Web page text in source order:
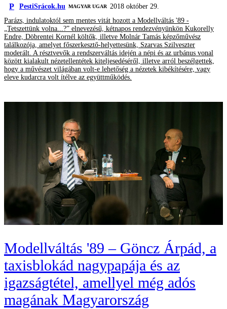
P PestiSrácok.hu MAGYAR UGAR 2018 október 29.
Parázs, indulatoktól sem mentes vitát hozott a Modellváltás '89 -
„Tetszettünk volna...?” elnevezésű, kétnapos rendezvényünkön Kukorelly
Endre, Döbrentei Kornél költők, illetve Molnár Tamás képzőművész
találkozója, amelyet főszerkesztő-helyettesünk, Szarvas Szilveszter
moderált. A résztvevők a rendszerváltás idején a népi és az urbánus vonal
között kialakult nézetellentétek kiteljesedéséről, illetve arról beszélgettek,
hogy a művészet világában volt-e lehetőség a nézetek kibékítésére, vagy
eleve kudarcra volt ítélve az együttműködés.
Modellváltás '89 – Göncz Árpád, a
taxisblokád nagypapája és az
igazságtétel, amellyel még adós
magának Magyarország